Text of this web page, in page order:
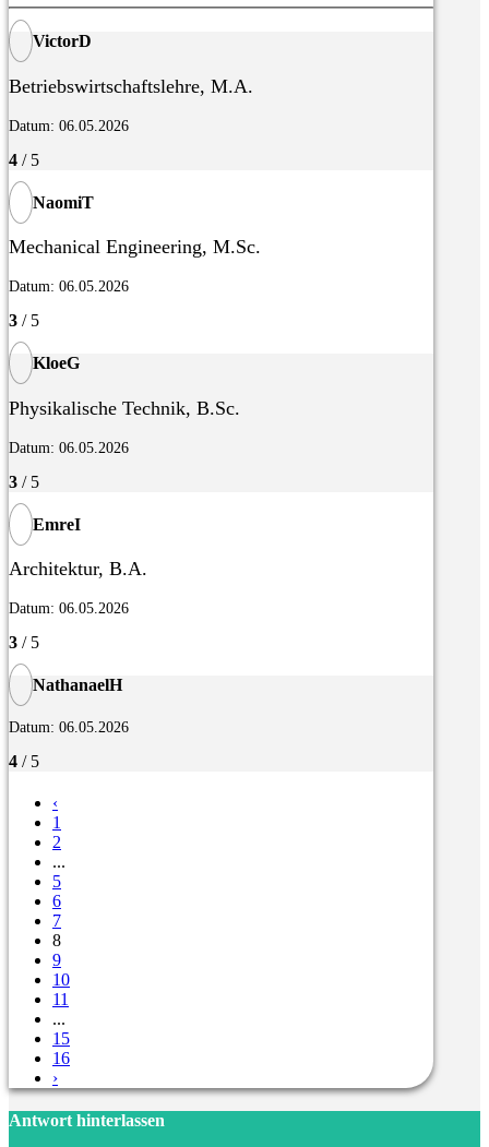
VictorD
Betriebswirtschaftslehre, M.A.
Datum: 06.05.2026
4 / 5
NaomiT
Mechanical Engineering, M.Sc.
Datum: 06.05.2026
3 / 5
KloeG
Physikalische Technik, B.Sc.
Datum: 06.05.2026
3 / 5
EmreI
Architektur, B.A.
Datum: 06.05.2026
3 / 5
NathanaelH
Datum: 06.05.2026
4 / 5
‹
1
2
...
5
6
7
8
9
10
11
...
15
16
›
Antwort hinterlassen